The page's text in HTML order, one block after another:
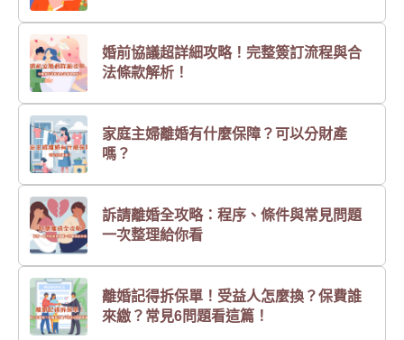
婚前協議超詳細攻略！完整簽訂流程與合
法條款解析！
家庭主婦離婚有什麼保障？可以分財產
嗎？
訴請離婚全攻略：程序、條件與常見問題
一次整理給你看
離婚記得拆保單！受益人怎麼換？保費誰
來繳？常見6問題看這篇！